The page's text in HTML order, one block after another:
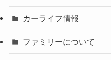
カーライフ情報
ファミリーについて